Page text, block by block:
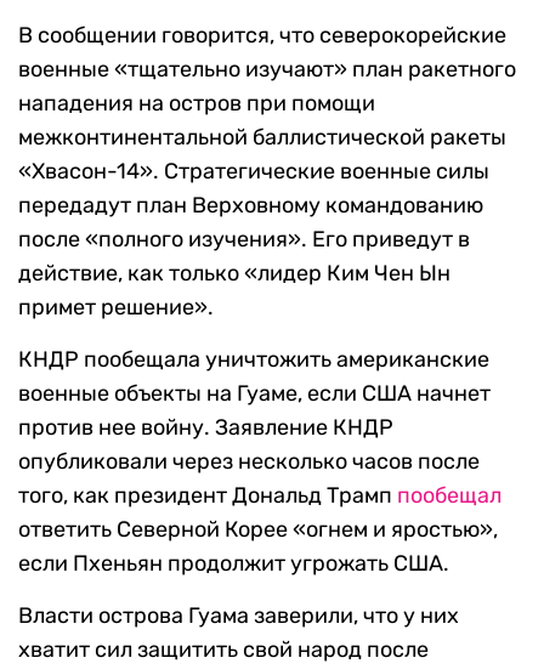
В сообщении говорится, что северокорейские
военные «тщательно изучают» план ракетного
нападения на остров при помощи
межконтинентальной баллистической ракеты
«Хвасон-14». Стратегические военные силы
передадут план Верховному командованию
после «полного изучения». Его приведут в
действие, как только «лидер Ким Чен Ын
примет решение».
КНДР пообещала уничтожить американские
военные объекты на Гуаме, если США начнет
против нее войну. Заявление КНДР
опубликовали через несколько часов после
того, как президент Дональд Трамп пообещал
ответить Северной Корее «огнем и яростью»,
если Пхеньян продолжит угрожать США.
Власти острова Гуама заверили, что у них
хватит сил защитить свой народ после